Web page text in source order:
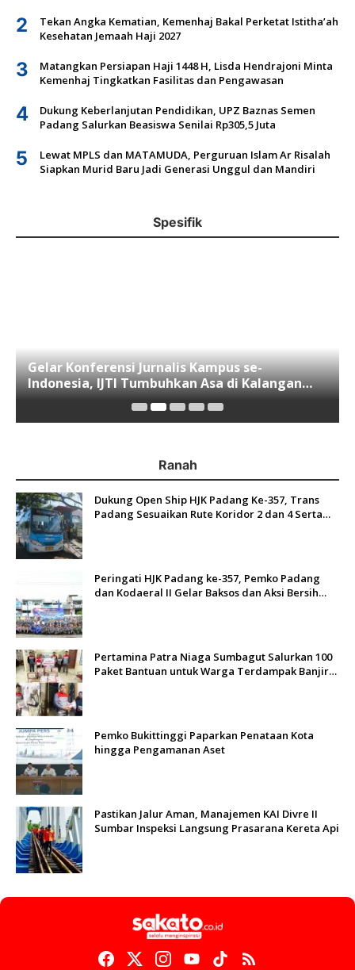
2
Tekan Angka Kematian, Kemenhaj Bakal Perketat Istitha’ah
Kesehatan Jemaah Haji 2027
3
Matangkan Persiapan Haji 1448 H, Lisda Hendrajoni Minta
Kemenhaj Tingkatkan Fasilitas dan Pengawasan
4
Dukung Keberlanjutan Pendidikan, UPZ Baznas Semen
Padang Salurkan Beasiswa Senilai Rp305,5 Juta
5
Lewat MPLS dan MATAMUDA, Perguruan Islam Ar Risalah
Siapkan Murid Baru Jadi Generasi Unggul dan Mandiri
Spesifik
Gelar Konferensi Jurnalis Kampus se-
Indonesia, IJTI Tumbuhkan Asa di Kalangan
Jurnalis Muda di Era Disruspi Digital
Ranah
Dukung Open Ship HJK Padang Ke-357, Trans
Padang Sesuaikan Rute Koridor 2 dan 4 Serta
Peringati HJK Padang ke-357, Pemko Padang
dan Kodaeral II Gelar Baksos dan Aksi Bersih
Pertamina Patra Niaga Sumbagut Salurkan 100
Paket Bantuan untuk Warga Terdampak Banjir
Pemko Bukittinggi Paparkan Penataan Kota
hingga Pengamanan Aset
Pastikan Jalur Aman, Manajemen KAI Divre II
Sumbar Inspeksi Langsung Prasarana Kereta Api